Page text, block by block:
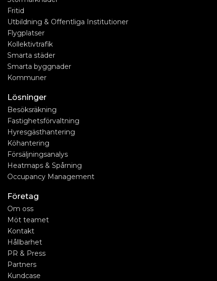
Fritid
Utbildning & Offentliga Institutioner
Flygplatser
Kollektivtrafik
Smarta städer
Smarta byggnader
Kommuner
Lösninger
Besöksräkning
Fastighetsförvaltning
Hyresgästhantering
Köhantering
Försäljningsanalys
Heatmaps & Spårning
Occupancy Management
Företag
Om oss
Möt teamet
Kontakt
Hållbarhet
PR & Press
Partners
Kundcase